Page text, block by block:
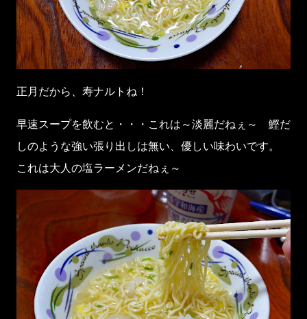
正月だから、寿ナルトね！
早速スープを飲むと・・・これは～淡麗だねぇ～ 鰹だ
しのような強い張り出しは無い、優しい味わいです。
これは大人の塩ラーメンだねぇ～